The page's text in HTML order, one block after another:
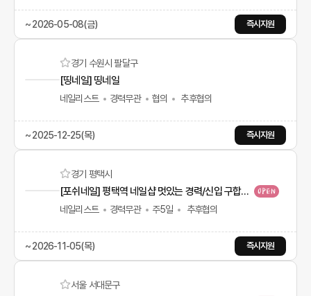
즉시지원
~ 2026-05-08(금)
경기 수원시 팔달구
[띵네일] 띵네일
네일리스트 경력무관 협의 추후협의
즉시지원
~ 2025-12-25(목)
경기 평택시
[포쉬네일] 평택역 네일샵 멋있는 경력/신입 구합니다 -!!
네일리스트 경력무관 주5일 추후협의
즉시지원
~ 2026-11-05(목)
서울 서대문구